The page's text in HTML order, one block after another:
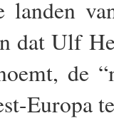
landen
dat Ulf
de
Europa